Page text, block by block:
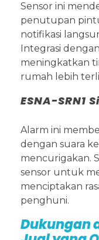
Sensor ini
penutupan
notifikasi
Integrasi
meningkatkan
rumah lebih
ESNA-SRN1
Alarm ini
dengan suara
mencurigakan.
sensor untuk
menciptakan
penghuni.
Dukungan